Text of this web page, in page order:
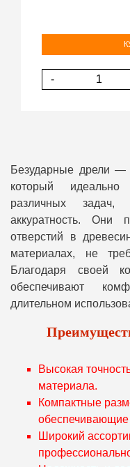
-
Безударные дрели —
который
различных задач,
аккуратность. Они
отверстий в
материалах, не
Благодаря своей
обеспечивают
длительном
Высокая
материала.
Компактные
обеспечивающие
Широкий